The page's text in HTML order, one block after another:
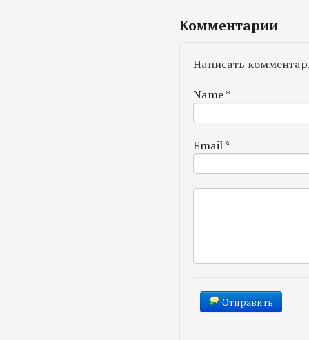
Комментарии
Написать
Name*
Email*
Отправить